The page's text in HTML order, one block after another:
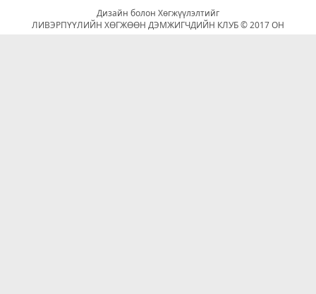
Дизайн болон Хөгжүүлэлтийг
ЛИВЭРПҮҮЛИЙН ХӨГЖӨӨН ДЭМЖИГЧДИЙН КЛУБ © 2017 ОН